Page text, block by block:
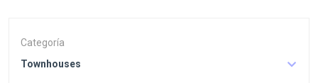
Categoría
Townhouses